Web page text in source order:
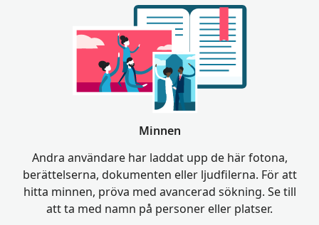
Minnen
Andra användare har laddat upp de här fotona,
berättelserna, dokumenten eller ljudfilerna. För att
hitta minnen, pröva med avancerad sökning. Se till
att ta med namn på personer eller platser.